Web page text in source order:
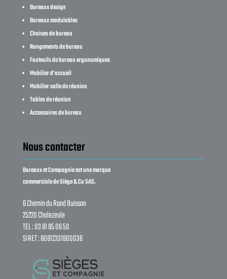
Bureaux design
Bureaux modulables
Chaises de bureau
Rangements de bureau
Fauteuils de bureau ergonomiques
Mobilier d’accueil
Mobilier salle de réunion
Tables de réunion
Accessoires de bureau
Nous contacter
Bureaux et Compagnie est une marque
commerciale de Siège & Co SAS.
6 Chemin du Rond Buisson
25220 Chalezeule
TEL : 03 81 85 06 50
SIRET : 80812331900036